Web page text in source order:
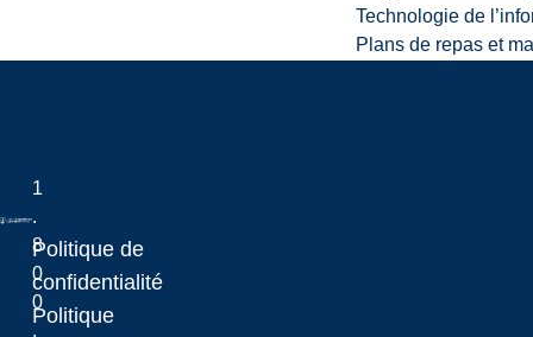
Technologie de
Plans de repas et
Laurentian University
1
.
8
0
0
.
Politique de
confidentialité
Politique